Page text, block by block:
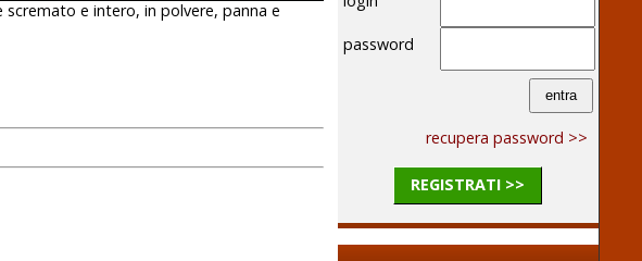
e intero, in polvere, panna e
password
recupera password >>
REGISTRATI >>